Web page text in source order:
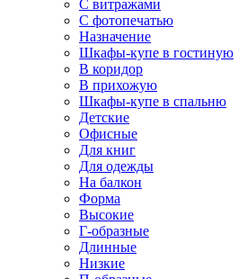
С витражами
С фотопечатью
Назначение
Шкафы-купе в гостиную
В коридор
В прихожую
Шкафы-купе в спальню
Детские
Офисные
Для книг
Для одежды
На балкон
Форма
Высокие
Г-образные
Длинные
Низкие